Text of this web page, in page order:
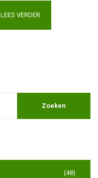
LEES VERDER
Zoeken
(48)